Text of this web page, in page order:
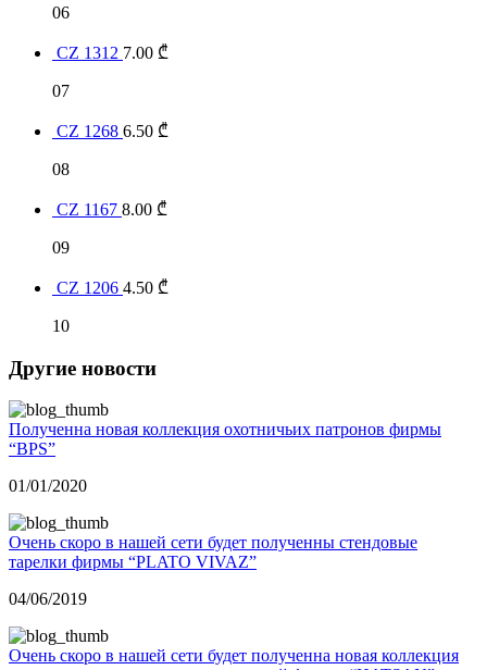
06
CZ 1312 7.00 ₾
07
CZ 1268 6.50 ₾
08
CZ 1167 8.00 ₾
09
CZ 1206 4.50 ₾
10
Другие новости
Полученна новая коллекция охотничьих патронов фирмы
“BPS”
01/01/2020
Очень скоро в нашей сети будет полученны стендовые
тарелки фирмы “PLATO VIVAZ”
04/06/2019
Очень скоро в нашей сети будет полученна новая коллекция